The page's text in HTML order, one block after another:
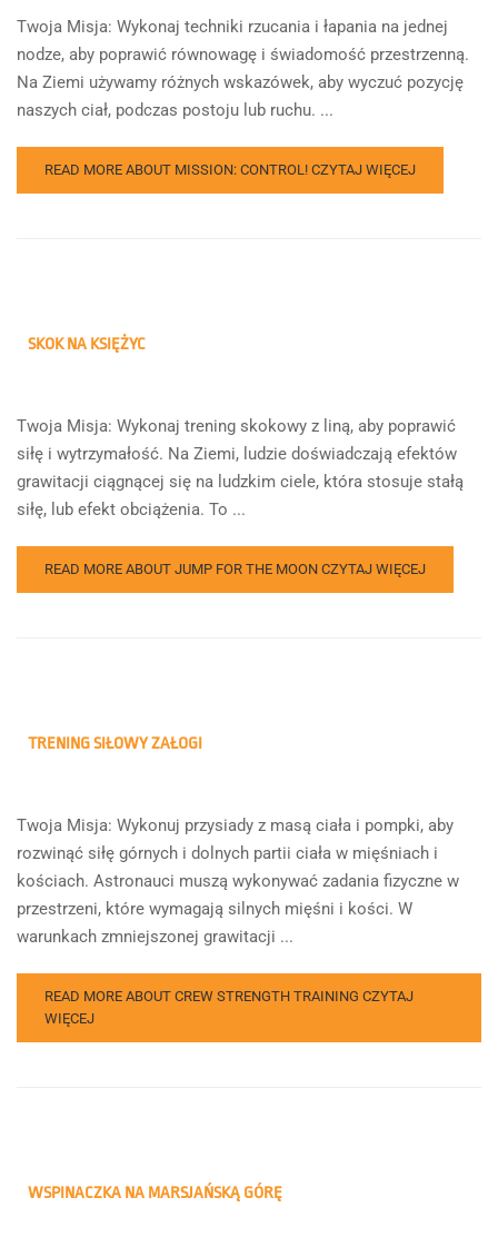
Twoja Misja: Wykonaj techniki rzucania i łapania na jednej
nodze, aby poprawić równowagę i świadomość przestrzenną.
Na Ziemi używamy różnych wskazówek, aby wyczuć pozycję
naszych ciał, podczas postoju lub ruchu. ...
READ MORE ABOUT MISSION: CONTROL! CZYTAJ WIĘCEJ
SKOK NA KSIĘŻYC
Twoja Misja: Wykonaj trening skokowy z liną, aby poprawić
siłę i wytrzymałość. Na Ziemi, ludzie doświadczają efektów
grawitacji ciągnącej się na ludzkim ciele, która stosuje stałą
siłę, lub efekt obciążenia. To ...
READ MORE ABOUT JUMP FOR THE MOON CZYTAJ WIĘCEJ
TRENING SIŁOWY ZAŁOGI
Twoja Misja: Wykonuj przysiady z masą ciała i pompki, aby
rozwinąć siłę górnych i dolnych partii ciała w mięśniach i
kościach. Astronauci muszą wykonywać zadania fizyczne w
przestrzeni, które wymagają silnych mięśni i kości. W
warunkach zmniejszonej grawitacji ...
READ MORE ABOUT CREW STRENGTH TRAINING CZYTAJ
WIĘCEJ
WSPINACZKA NA MARSJAŃSKĄ GÓRĘ